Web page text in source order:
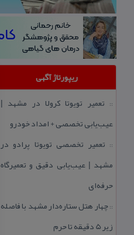
ریپورتاژ آگهی
:: تعمیر تویوتا كرولا در مشهد |
عیب‌یابی تخصصی + امداد خودرو
:: تعمیر تخصصی تویوتا پرادو در
مشهد | عیب‌یابی دقیق و تعمیرگاه
حرفه‌ای
::چهار هتل‌ ستاره‌دار مشهد با فاصله
زیر 5 دقیقه تا حرم